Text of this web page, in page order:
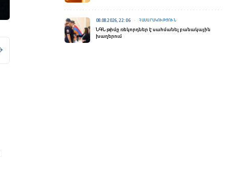
08.08.2026, 22:06 ՀԱՍԱՐԱԿՈՒԹՅՈՒՆ
ՆԳՆ թիմը ռեկորդներ է սահմանել բանակային
խաղերում